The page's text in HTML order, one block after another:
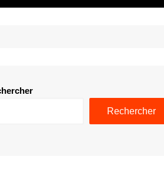
Rechercher